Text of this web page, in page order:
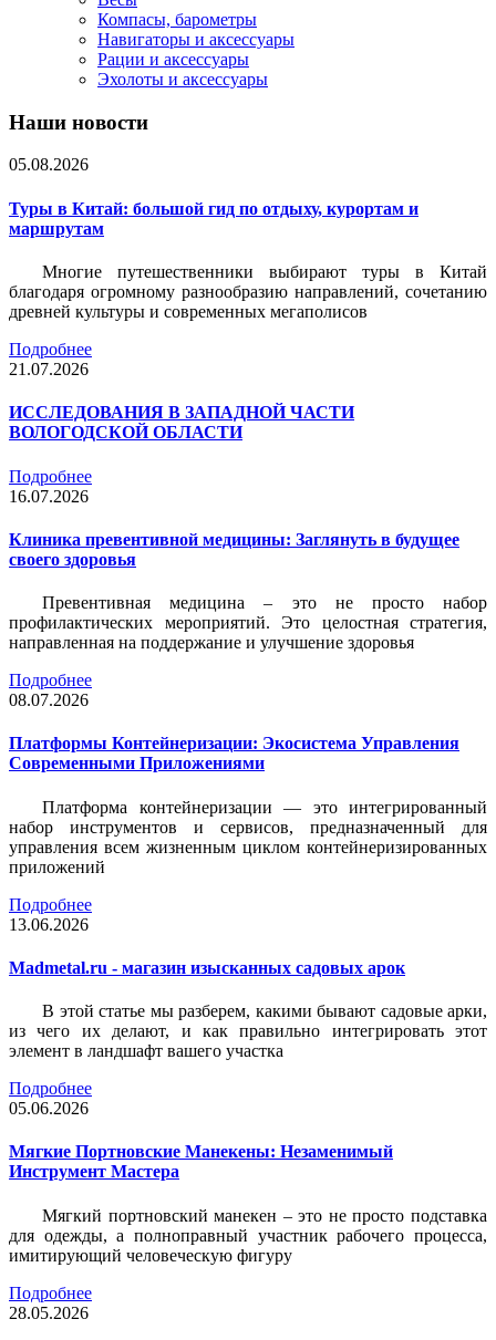
Компасы, барометры
Навигаторы и аксессуары
Рации и аксессуары
Эхолоты и аксессуары
Наши новости
05.08.2026
Туры в Китай: большой гид по отдыху, курортам и
маршрутам
Многие путешественники выбирают туры в Китай
благодаря огромному разнообразию направлений, сочетанию
древней культуры и современных мегаполисов
Подробнее
21.07.2026
ИССЛЕДОВАНИЯ В ЗАПАДНОЙ ЧАСТИ
ВОЛОГОДСКОЙ ОБЛАСТИ
Подробнее
16.07.2026
Клиника превентивной медицины: Заглянуть в будущее
своего здоровья
Превентивная медицина – это не просто набор
профилактических мероприятий. Это целостная стратегия,
направленная на поддержание и улучшение здоровья
Подробнее
08.07.2026
Платформы Контейнеризации: Экосистема Управления
Современными Приложениями
Платформа контейнеризации — это интегрированный
набор инструментов и сервисов, предназначенный для
управления всем жизненным циклом контейнеризированных
приложений
Подробнее
13.06.2026
Madmetal.ru - магазин изысканных садовых арок
В этой статье мы разберем, какими бывают садовые арки,
из чего их делают, и как правильно интегрировать этот
элемент в ландшафт вашего участка
Подробнее
05.06.2026
Мягкие Портновские Манекены: Незаменимый
Инструмент Мастера
Мягкий портновский манекен – это не просто подставка
для одежды, а полноправный участник рабочего процесса,
имитирующий человеческую фигуру
Подробнее
28.05.2026